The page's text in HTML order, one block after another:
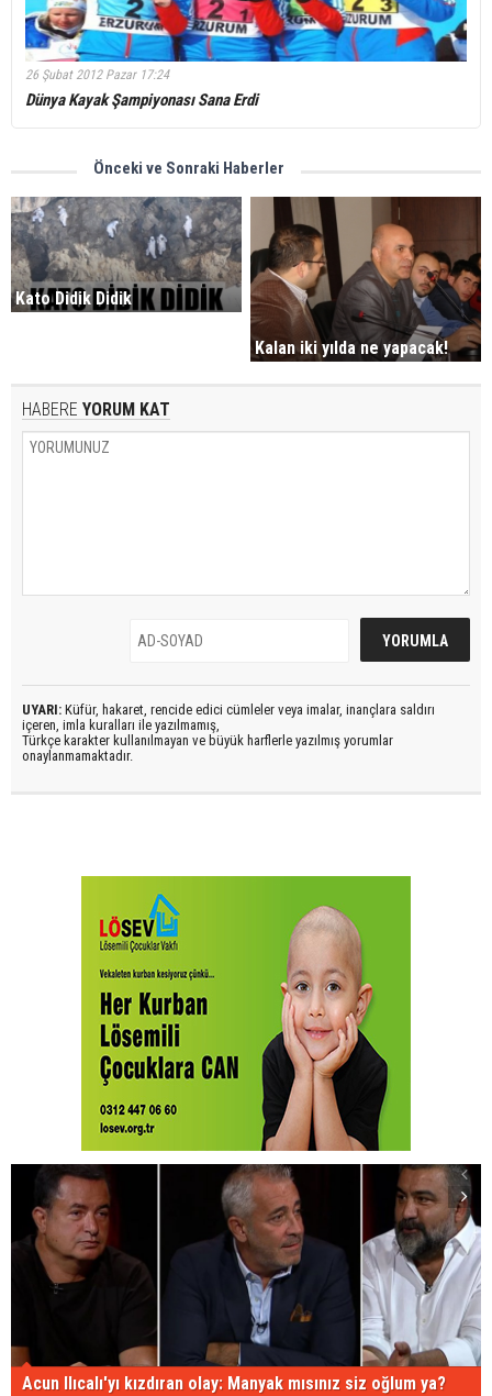
26 Şubat 2012 Pazar 17:24
Dünya Kayak Şampiyonası Sana Erdi
Önceki ve Sonraki Haberler
Kato Didik Didik
Kalan iki yılda ne yapacak!
HABERE YORUM KAT
UYARI: Küfür, hakaret, rencide edici cümleler veya imalar, inançlara saldırı
içeren, imla kuralları ile yazılmamış,
Türkçe karakter kullanılmayan ve büyük harflerle yazılmış yorumlar
onaylanmamaktadır.
Acun Ilıcalı'yı kızdıran olay: Manyak mısınız siz oğlum ya?